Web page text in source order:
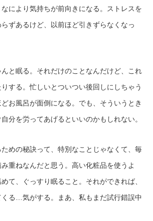
により気持ちが前向きになる。ストレスを
ずあるけど、以前ほど引きずらなくなっ
と眠る。それだけのことなんだけど、これ
する。忙しいとついつい後回しにしちゃう
お風呂が面倒になる。でも、そういうとき
分を労ってあげるといいのかもしれない。
めの秘訣って、特別なことじゃなくて、毎
重ねなんだと思う。高い化粧品を使うよ
て、ぐっすり眠ること。それができれば、
る…気がする。まあ、私もまだ試行錯誤中